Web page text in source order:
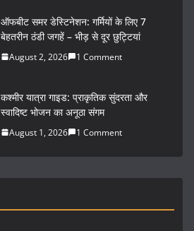
ऑफबीट समर डेस्टिनेशन: गर्मियों के लिए 7
बेहतरीन ठंडी जगहें – भीड़ से दूर छुट्टियां
August 2, 2026 1 Comment
कश्मीर यात्रा गाइड: प्राकृतिक सुंदरता और
स्वादिष्ट भोजन का अनूठा संगम
August 1, 2026 1 Comment